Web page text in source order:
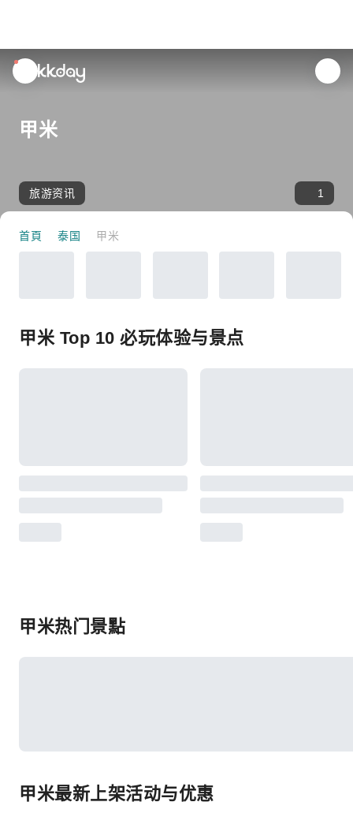
unread
notifications
甲米
旅游资讯 1
首頁 泰国 甲米
甲米 Top 10 必玩体验与景点
甲米热门景點
甲米最新上架活动与优惠